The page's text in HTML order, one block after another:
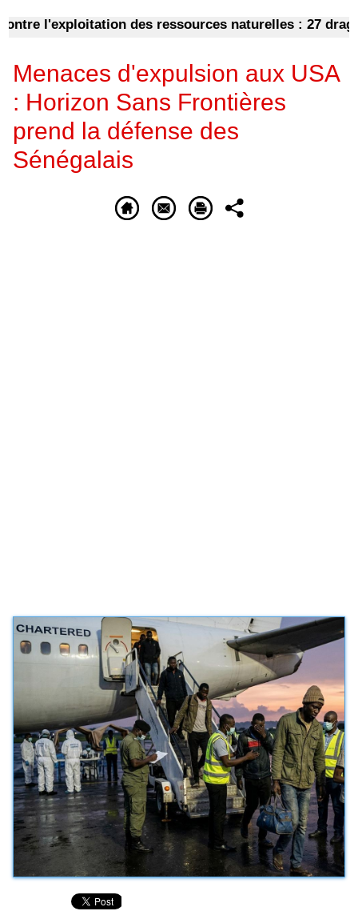
l'exploitation des ressources naturelles : 27 dragues
Menaces d'expulsion aux USA
: Horizon Sans Frontières
prend la défense des
Sénégalais